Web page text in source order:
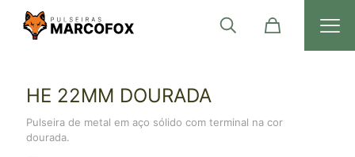
HE 22MM DOURADA
Pulseira de metal em aço sólido com terminal na cor
dourada.